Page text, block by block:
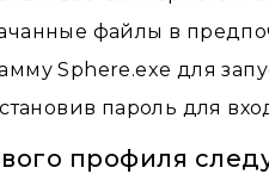
файлы в
Sphere.exe для
пароль для
профиля